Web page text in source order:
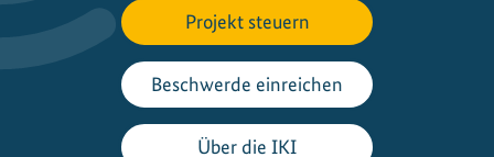
Projekt steuern
Beschwerde einreichen
Über die IKI